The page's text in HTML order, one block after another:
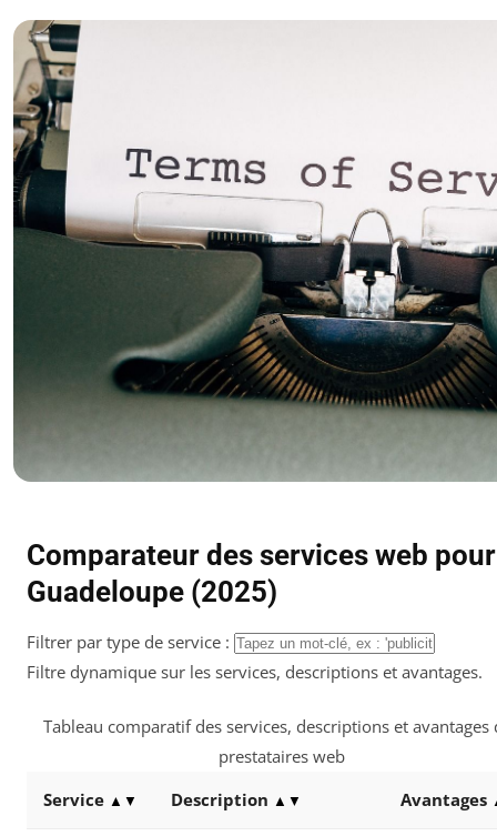
Comparateur des services web
Guadeloupe (2025)
Filtrer par type de service :
Filtre dynamique sur les services, descriptions et avantages.
Tableau comparatif des services, descriptions et avantages
prestataires web
Service ▲▼ Description ▲▼ Avantages